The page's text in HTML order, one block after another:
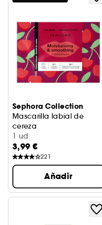
Sephora Collection
Mascarilla labial de
cereza
Labios hidratados y lisos
1 ud
3,99 €
221
Añadir